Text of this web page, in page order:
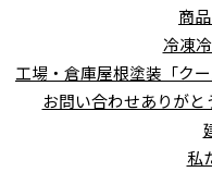
商
冷凍
工場・倉庫屋根塗装「ク
お問い合わせありが
私